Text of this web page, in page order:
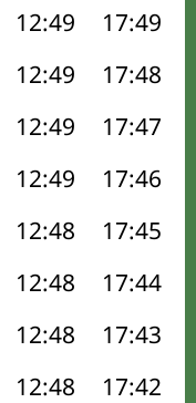
12:49 17:49
12:49 17:48
12:49 17:47
12:49 17:46
12:48 17:45
12:48 17:44
12:48 17:43
12:48 17:42